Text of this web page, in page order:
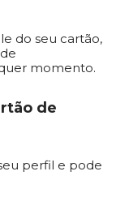
do seu cartão,
momento.
de
perfil e pode